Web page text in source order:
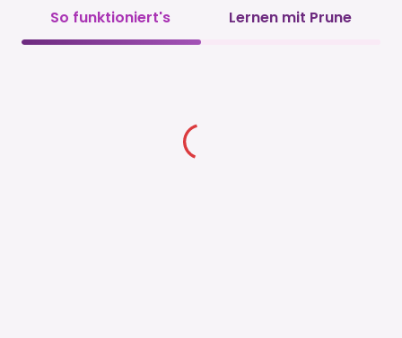
So funktioniert's Lernen mit Prune